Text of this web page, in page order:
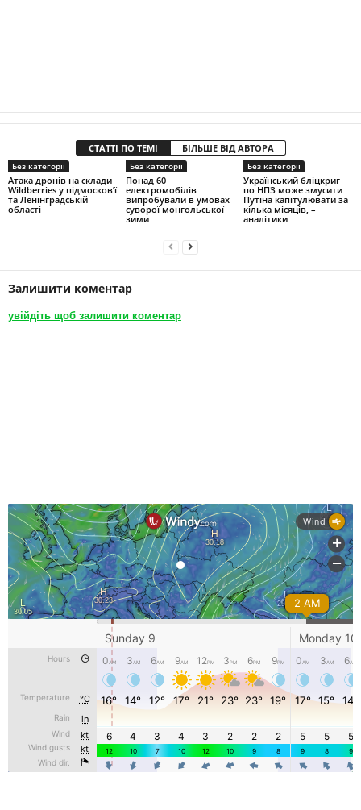
СТАТТІ ПО ТЕМІ БІЛЬШЕ ВІД АВТОРА
Без категорії
Атака дронів на склади
Wildberries у підмосков’ї
та Ленінградській
області
Без категорії
Понад 60
електромобілів
випробували в умовах
суворої монгольської
зими
Без категорії
Український бліцкриг
по НПЗ може змусити
Путіна капітулювати за
кілька місяців, –
аналітики
Залишити коментар
увійдіть щоб залишити коментар